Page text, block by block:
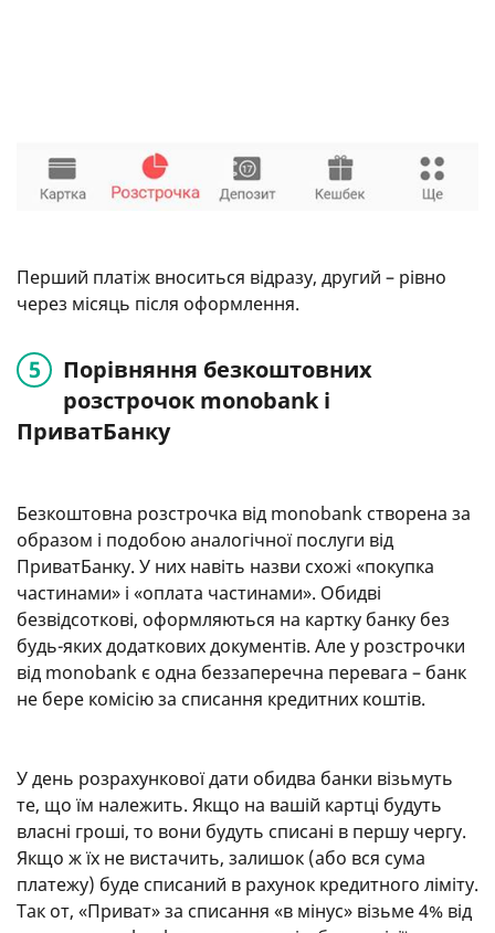
Перший платіж вноситься відразу, другий – рівно
через місяць після оформлення.
Порівняння безкоштовних
розстрочок monobank і
ПриватБанку
Безкоштовна розстрочка від monobank створена за
образом і подобою аналогічної послуги від
ПриватБанку. У них навіть назви схожі «покупка
частинами» і «оплата частинами». Обидві
безвідсоткові, оформляються на картку банку без
будь-яких додаткових документів. Але у розстрочки
від monobank є одна беззаперечна перевага – банк
не бере комісію за списання кредитних коштів.
У день розрахункової дати обидва банки візьмуть
те, що їм належить. Якщо на вашій картці будуть
власні гроші, то вони будуть списані в першу чергу.
Якщо ж їх не вистачить, залишок (або вся сума
платежу) буде списаний в рахунок кредитного ліміту.
Так от, «Приват» за списання «в мінус» візьме 4% від